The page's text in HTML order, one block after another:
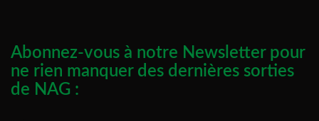
Abonnez-vous à notre Newsletter pour
ne rien manquer des dernières sorties
de NAG :